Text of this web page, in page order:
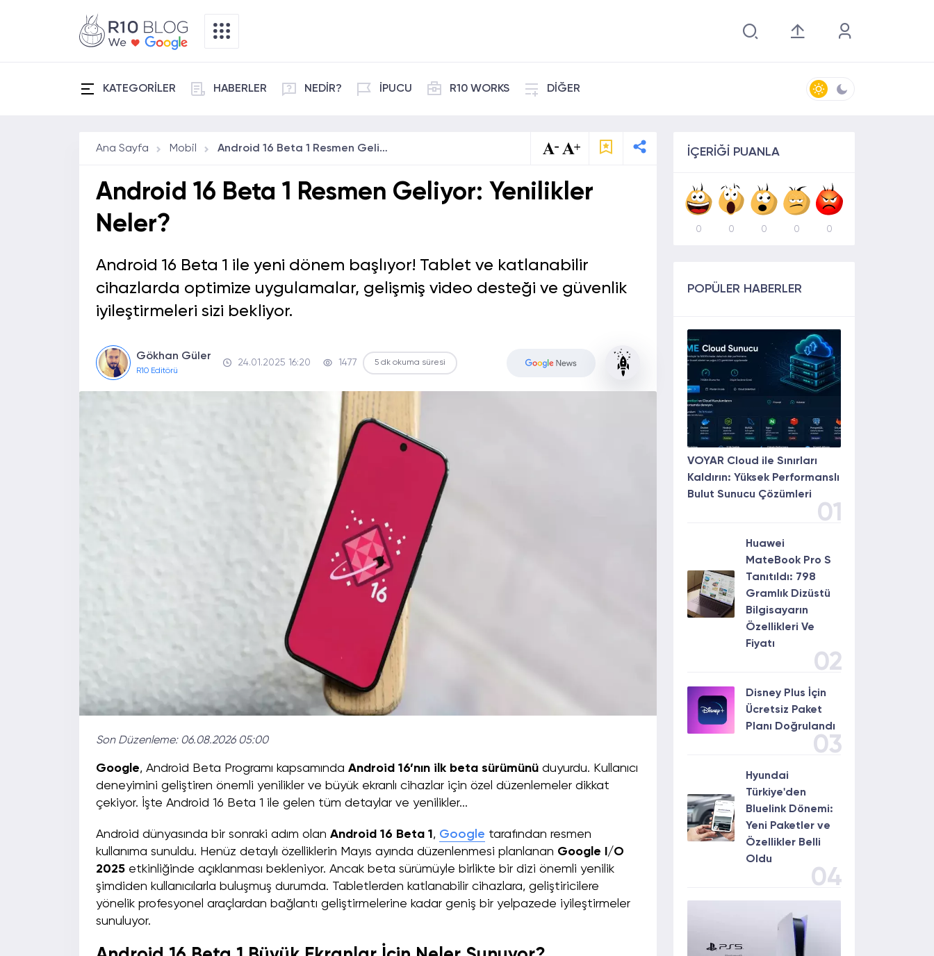
KATEGORİLER HABERLER NEDİR? İPUCU R10 WORKS DİĞER
Ana Sayfa Mobil Android 16 Beta 1 Resmen Geliyor: Yenilikler Neler?
Android 16 Beta 1 Resmen Geliyor: Yenilikler
Neler?
Android 16 Beta 1 ile yeni dönem başlıyor! Tablet ve katlanabilir
cihazlarda optimize uygulamalar, gelişmiş video desteği ve güvenlik
iyileştirmeleri sizi bekliyor.
Gökhan Güler
R10 Editörü
24.01.2025 16:20 1477 5 dk okuma süresi
Son Düzenleme: 06.08.2026 05:00
Google, Android Beta Programı kapsamında Android 16’nın ilk beta sürümünü duyurdu. Kullanıcı
deneyimini geliştiren önemli yenilikler ve büyük ekranlı cihazlar için özel düzenlemeler dikkat
çekiyor. İşte Android 16 Beta 1 ile gelen tüm detaylar ve yenilikler...
Android dünyasında bir sonraki adım olan Android 16 Beta 1 , Google tarafından resmen
kullanıma sunuldu. Henüz detaylı özelliklerin Mayıs ayında düzenlenmesi planlanan Google I/O
2025 etkinliğinde açıklanması bekleniyor. Ancak beta sürümüyle birlikte bir dizi önemli yenilik
şimdiden kullanıcılarla buluşmuş durumda. Tabletlerden katlanabilir cihazlara, geliştiricilere
yönelik profesyonel araçlardan bağlantı geliştirmelerine kadar geniş bir yelpazede iyileştirmeler
sunuluyor.
İÇERİĞİ PUANLA
0 0 0 0 0
POPÜLER HABERLER
VOYAR Cloud ile Sınırları
Kaldırın: Yüksek Performanslı
Bulut Sunucu Çözümleri
01
Huawei
MateBook Pro S
Tanıtıldı: 798
Gramlık Dizüstü
Bilgisayarın
Özellikleri Ve
Fiyatı
02
Disney Plus İçin
Ücretsiz Paket
Planı Doğrulandı
03
Hyundai
Türkiye'den
Bluelink Dönemi:
Yeni Paketler ve
Özellikler Belli
Oldu
04